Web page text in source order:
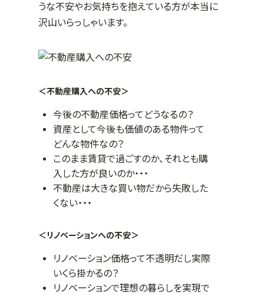
うな不安やお気持ちを抱えている方が本当に
沢山いらっしゃいます。
＜不動産購入への不安＞
今後の不動産価格ってどうなるの？
資産として今後も価値のある物件って
どんな物件なの？
このまま賃貸で過ごすのか、それとも購
入した方が良いのか・・・
不動産は大きな買い物だから失敗した
くない・・・
＜リノベーションへの不安＞
リノベーション価格って不透明だし実際
いくら掛かるの？
リノベーションで理想の暮らしを実現で